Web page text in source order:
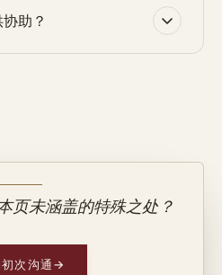
助？
页未涵盖的特殊之处？
次沟通→